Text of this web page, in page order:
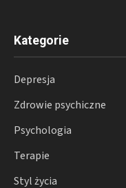
Kategorie
Depresja
Zdrowie psychiczne
Psychologia
Terapie
Styl życia